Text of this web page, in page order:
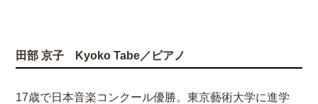
田部 京子 Kyoko Tabe／ピアノ
17歳で日本音楽コンクール優勝。東京藝術大学に進学